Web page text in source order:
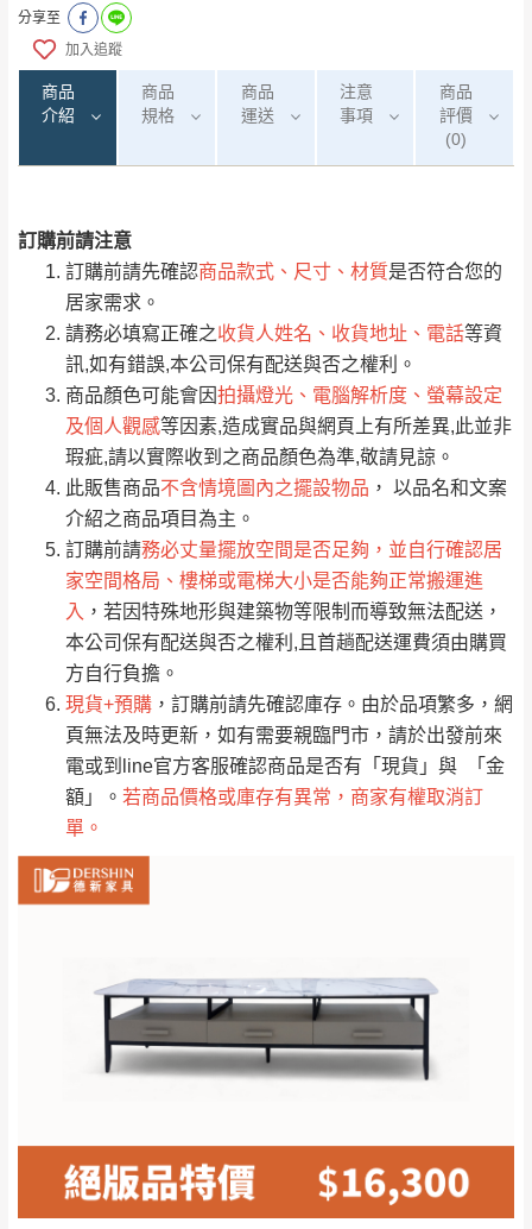
分享至
加入追蹤
商品
介紹
商品
規格
商品
運送
注意
事項
商品
評價
(0)
訂購前請注意
訂購前請先確認商品款式、尺寸、材質是否符合您的
居家需求。
請務必填寫正確之收貨人姓名、收貨地址、電話等資
訊,如有錯誤,本公司保有配送與否之權利。
商品顏色可能會因拍攝燈光、電腦解析度、螢幕設定
及個人觀感等因素,造成實品與網頁上有所差異,此並非
瑕疵,請以實際收到之商品顏色為準,敬請見諒。
此販售商品不含情境圖內之擺設物品 ， 以品名和文案
介紹之商品項目為主。
訂購前請務必丈量擺放空間是否足夠，並自行確認居
家空間格局、樓梯或電梯大小是否能夠正常搬運進
入 ，若因特殊地形與建築物等限制而導致無法配送，
本公司保有配送與否之權利,且首趟配送運費須由購買
方自行負擔。
現貨+預購 ，訂購前請先確認庫存。由於品項繁多，網
頁無法及時更新，如有需要親臨門市，請於出發前來
電或到line官方客服確認商品是否有「現貨」與 「金
額」。 若商品價格或庫存有異常，商家有權取消訂
單。
運 費 說 明
運送地區 運送費用
偏遠地區
（請先線上詢問 LINE
→@dershin ）
桃園
免 運
費
復興鄉
新竹
峨眉鄉、五峰鄉、
橫山、北埔鄉、尖
石鄉、寶山鄉山
區、新埔山區、芎
里
台北 無
林、福隆、淡水山
區、北投湖山路、
深坑山區
$ 9,000以上：免
NT$500元
＊A108產品另收運費
注意事項：
由於品項繁多，網頁無法及時更新，如有需
要購買商品，請於出發前來電或到「官方
Line客服」來信確認商品是否有「現貨」與
「金額」。
若商品價格或庫存有異常，商家有權取消訂
單。部分網路商品恕無法更改原設計或客製，敬請
見諒！
接單後二日內(不含例假日)，我們客服會與您
電話聯絡或E-Mail通知確認訂單。
（線上客
服 LINE → @dershin）
下單前先詢問是否現貨 ，若未詢問下單後無
現貨我們客服會再來電或E-Mail與您聯絡
（洽詢方式請搜尋 Line ID → @dershin）
運送範圍：限定北至基隆，南至苗栗，偏遠
地區恕無法提供運送 (詳見運送規章)。
配送範圍：
苗栗至基隆；其它地區暫不開放，如因特殊
地型限制(山區、鄉、鎮、村)、樓梯太小、無
保護物流人員的工作安全，賣家無提供吊掛
服務，若需以吊車或其他的吊掛方式吊運，
費用將由買方自行支付。
天在家等貨，以節省您的寶貴時間。
由於百貨公司配送較為不易，故暫無法配送
0/5 (0)筆
全部 依評論高至低排列
依評論低至高排列 只顯示附上圖片
只顯示附上評論